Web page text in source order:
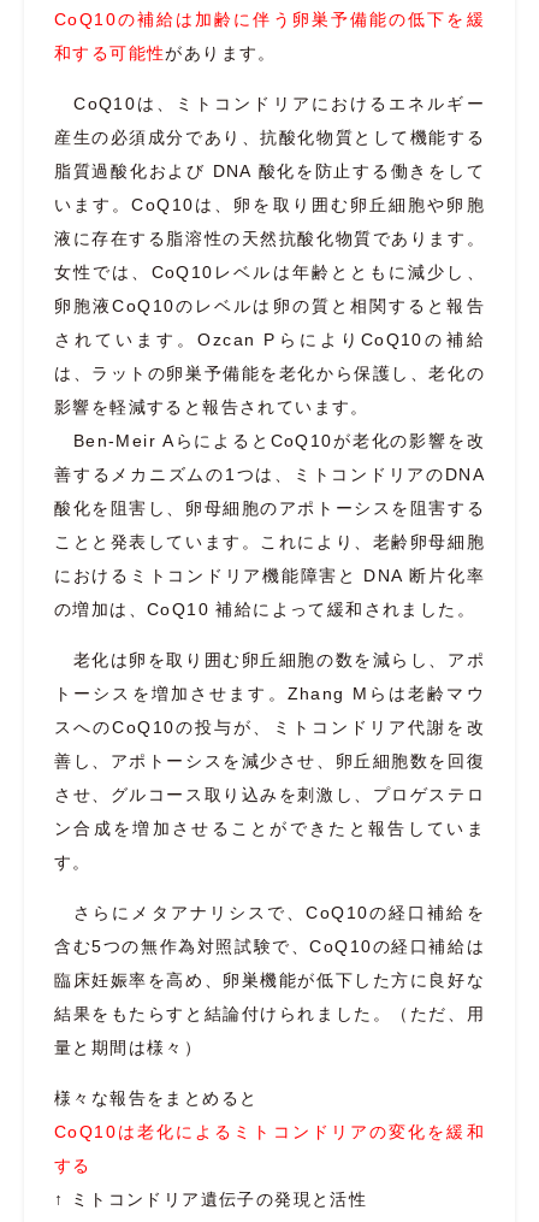
CoQ10の補給は加齢に伴う卵巣予備能の低下を緩
和する可能性があります。
CoQ10は、ミトコンドリアにおけるエネルギー
産生の必須成分であり、抗酸化物質として機能する
脂質過酸化および DNA 酸化を防止する働きをして
います。CoQ10は、卵を取り囲む卵丘細胞や卵胞
液に存在する脂溶性の天然抗酸化物質であります。
女性では、CoQ10レベルは年齢とともに減少し、
卵胞液CoQ10のレベルは卵の質と相関すると報告
されています。Ozcan PらによりCoQ10の補給
は、ラットの卵巣予備能を老化から保護し、老化の
影響を軽減すると報告されています。
Ben-Meir AらによるとCoQ10が老化の影響を改
善するメカニズムの1つは、ミトコンドリアのDNA
酸化を阻害し、卵母細胞のアポトーシスを阻害する
ことと発表しています。これにより、老齢卵母細胞
におけるミトコンドリア機能障害と DNA 断片化率
の増加は、CoQ10 補給によって緩和されました。
老化は卵を取り囲む卵丘細胞の数を減らし、アポ
トーシスを増加させます。Zhang Mらは老齢マウ
スへのCoQ10の投与が、ミトコンドリア代謝を改
善し、アポトーシスを減少させ、卵丘細胞数を回復
させ、グルコース取り込みを刺激し、プロゲステロ
ン合成を増加させることができたと報告していま
す。
さらにメタアナリシスで、CoQ10の経口補給を
含む5つの無作為対照試験で、CoQ10の経口補給は
臨床妊娠率を高め、卵巣機能が低下した方に良好な
結果をもたらす と結論付けられました。（ただ、用
量と期間は様々）
様々な報告をまとめると
CoQ10は老化によるミトコンドリアの変化を緩和
する
↑ ミトコンドリア遺伝子の発現と活性